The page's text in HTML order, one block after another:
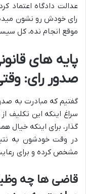
عدالت دادگاه اعتماد
رای خودش رو نشون
موقع انجام نده، کل
پایه های
صدور رای:
گفتیم که مبادرت به
سراغ اینکه این تکلیف
گذار، برای اینکه خیال
در وقت خودشون به
مشخص کرده و برای
قاضی ها چه